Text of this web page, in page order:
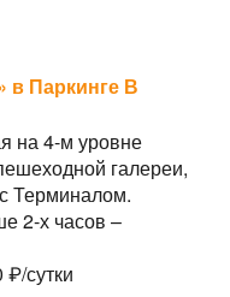
в Паркинге В
на 4-м уровне
галереи,
Терминалом.
2-х часов –
сутки